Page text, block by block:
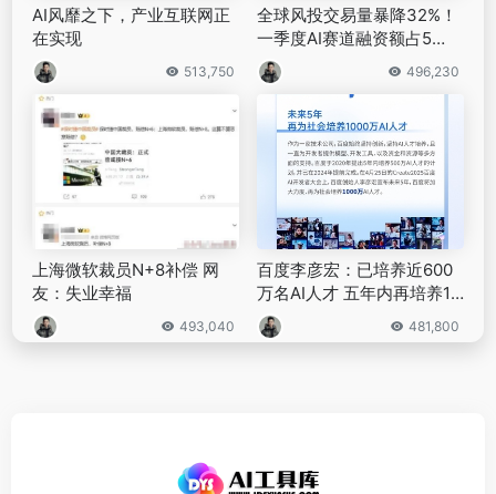
AI风靡之下，产业互联网正
在实现
513,750
全球风投交易量暴降32%！
一季度AI赛道融资额占5
8%，亚洲不足10%｜钛媒体
AGI
496,230
上海微软裁员N+8补偿 网
友：失业幸福
493,040
百度李彦宏：已培养近600
万名AI人才 五年内再培养10
00万
481,800